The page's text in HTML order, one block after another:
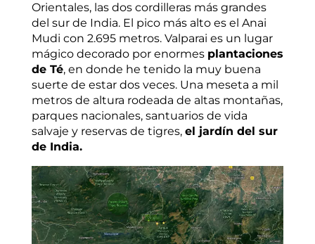
Orientales, las dos cordilleras más grandes
del sur de India. El pico más alto es el Anai
Mudi con 2.695 metros. Valparai es un lugar
mágico decorado por enormes plantaciones
de Té, en donde he tenido la muy buena
suerte de estar dos veces. Una meseta a mil
metros de altura rodeada de altas montañas,
parques nacionales, santuarios de vida
salvaje y reservas de tigres, el jardín del sur
de India.